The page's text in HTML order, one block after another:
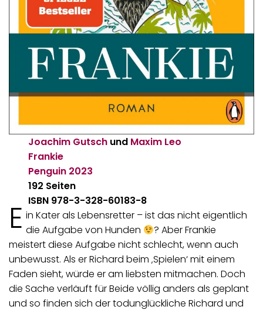
Joachim Gutsch und Maxim Leo
Frankie
Penguin 2023
192 Seiten
ISBN 978-3-328-60183-8
E in Kater als Lebensretter – ist das nicht eigentlich
die Aufgabe von Hunden
? Aber Frankie
meistert diese Aufgabe nicht schlecht, wenn auch
unbewusst. Als er Richard beim ‚Spielen‘ mit einem
Faden sieht, würde er am liebsten mitmachen. Doch
die Sache verläuft für Beide völlig anders als geplant
und so finden sich der todunglückliche Richard und